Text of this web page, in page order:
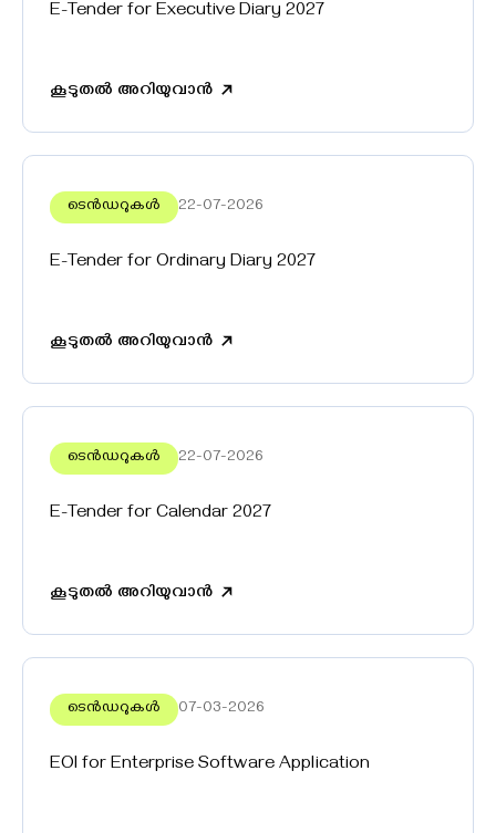
E-Tender for Executive Diary 2027
കൂടുതൽ അറിയുവാൻ
ടെൻഡറുകൾ 22-07-2026
E-Tender for Ordinary Diary 2027
കൂടുതൽ അറിയുവാൻ
ടെൻഡറുകൾ 22-07-2026
E-Tender for Calendar 2027
കൂടുതൽ അറിയുവാൻ
ടെൻഡറുകൾ 07-03-2026
EOI for Enterprise Software Application